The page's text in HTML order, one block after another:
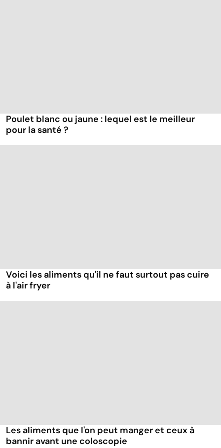
Poulet blanc ou jaune : lequel est le meilleur
pour la santé ?
Voici les aliments qu'il ne faut surtout pas cuire
à l'air fryer
Les aliments que l'on peut manger et ceux à
bannir avant une coloscopie